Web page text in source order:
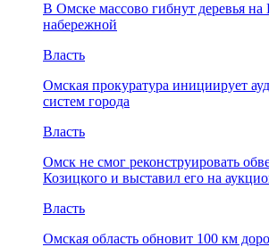
В Омске массово гибнут деревья
набережной
Власть
Омская прокуратура инициирует
систем города
Власть
Омск не смог реконструировать
Козицкого и выставил его на
Власть
Омская область обновит 100 км